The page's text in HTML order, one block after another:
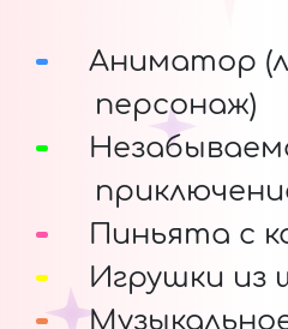
Аниматор
персонаж)
Пиньята с
Игрушки из